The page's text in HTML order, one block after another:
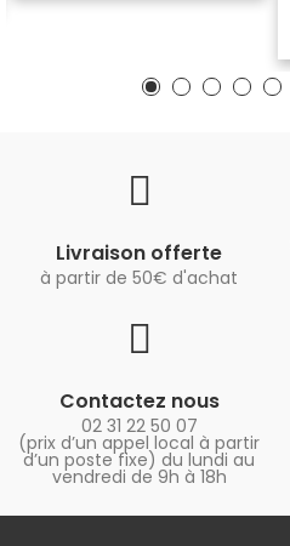
Livraison offerte
à partir de 50€ d'achat
Contactez nous
02 31 22 50 07
(prix d’un appel local à partir
d’un poste fixe) du lundi au
vendredi de 9h à 18h